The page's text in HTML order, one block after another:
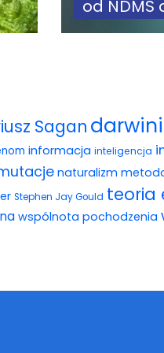
od NDMS
Sagan
informacja inteligencja
naturalizm
Stephen Jay Gould teoria
wspólnota pochodzenia